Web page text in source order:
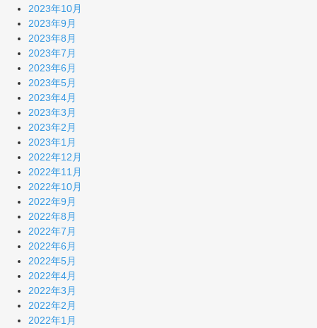
2023年10月
2023年9月
2023年8月
2023年7月
2023年6月
2023年5月
2023年4月
2023年3月
2023年2月
2023年1月
2022年12月
2022年11月
2022年10月
2022年9月
2022年8月
2022年7月
2022年6月
2022年5月
2022年4月
2022年3月
2022年2月
2022年1月